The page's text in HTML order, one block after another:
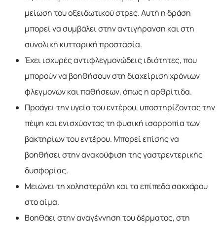
μείωση του οξειδωτικού στρες. Αυτή η δράση
μπορεί να συμβάλει στην αντιγήρανση και στη
συνολική κυτταρική προστασία.
Έχει ισχυρές αντιφλεγμονώδεις ιδιότητες, που
μπορούν να βοηθήσουν στη διαχείριση χρόνιων
φλεγμονών και παθήσεων, όπως η αρθρίτιδα.
Προάγει την υγεία του εντέρου, υποστηρίζοντας την
πέψη και ενισχύοντας τη φυσική ισορροπία των
βακτηρίων του εντέρου. Μπορεί επίσης να
βοηθήσει στην ανακούφιση της γαστρεντερικής
δυσφορίας.
Μειώνει τη χοληστερόλη και τα επίπεδα σακχάρου
στο αίμα.
Βοηθάει στην αναγέννηση του δέρματος, στη